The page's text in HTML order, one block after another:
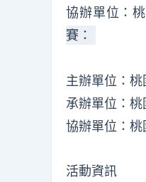
協辦單位：
賽：
主辦單位：
承辦單位：
協辦單位：
活動資訊